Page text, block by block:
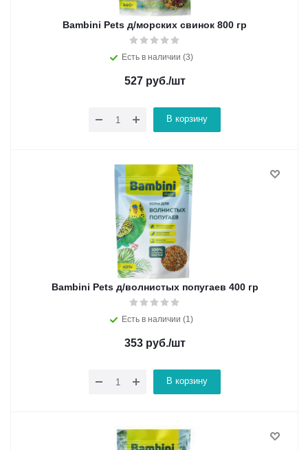
Bambini Pets д/морских свинок 800 гр
Есть в наличии (3)
527руб./шт
В корзину
Bambini Pets д/волнистых попугаев 400 гр
Есть в наличии (1)
353руб./шт
В корзину